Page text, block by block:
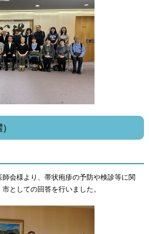
会様より、帯状疱疹の予防や検診等に関
としての回答を行いました。